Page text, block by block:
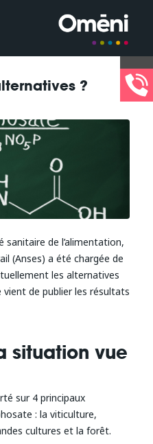
?
sanitaire de l’alimentation,
(Anses) a été chargée de
les alternatives
de publier les résultats
situation vue
sur 4 principaux
: la viticulture,
cultures et la forêt.